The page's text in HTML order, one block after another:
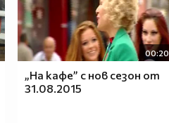
00:20
„На кафе” с нoв сезон от
31.08.2015